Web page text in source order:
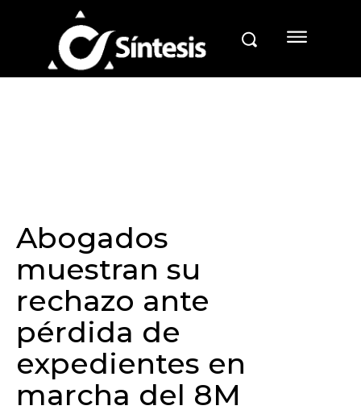
Abogados
muestran su
rechazo ante
pérdida de
expedientes en
marcha del 8M